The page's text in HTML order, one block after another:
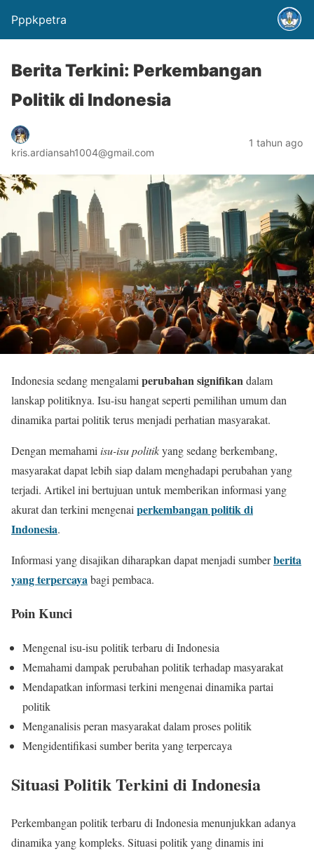
Pppkpetra
Berita Terkini: Perkembangan
Politik di Indonesia
kris.ardiansah1004@gmail.com
1 tahun ago
Indonesia sedang mengalami perubahan signifikandalam
lanskap politiknya. Isu-isu hangat seperti pemilihan umum dan
dinamika partai politik terus menjadi perhatian masyarakat.
Dengan memahami isu-isu politikyang sedang berkembang,
masyarakat dapat lebih siap dalam menghadapi perubahan yang
terjadi. Artikel ini bertujuan untuk memberikan informasi yang
akurat dan terkini mengenai perkembangan politik di
Indonesia.
Informasi yang disajikan diharapkan dapat menjadi sumberberita
yang terpercayabagi pembaca.
Poin Kunci
Mengenal isu-isu politik terbaru di Indonesia
Memahami dampak perubahan politik terhadap masyarakat
Mendapatkan informasi terkini mengenai dinamika partai
politik
Menganalisis peran masyarakat dalam proses politik
Mengidentifikasi sumber berita yang terpercaya
Situasi Politik Terkini di Indonesia
Perkembangan politik terbaru di Indonesia menunjukkan adanya
dinamika yang kompleks. Situasi politik yang dinamis ini